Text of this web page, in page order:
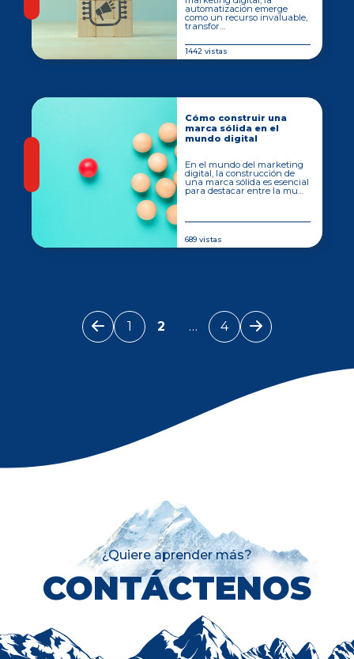
automatización emerge
como un recurso invaluable,
transfor…
1442 vistas
Cómo construir una
marca sólida en el
mundo digital
En el mundo del marketing
digital, la construcción de
una marca sólida es esencial
para destacar entre la mu…
689 vistas
1 2 … 4
¿Quiere aprender más?
CONTÁCTENOS